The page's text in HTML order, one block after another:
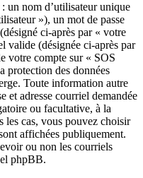
un nom d’utilisateur unique
»), un mot de passe
ci-après par « votre
valide (désignée ci-après par
votre compte sur « SOS
protection des données
Toute information autre
et adresse courriel demandée
ou facultative, à la
les cas, vous pouvez choisir
affichées publiquement.
ou non les courriels
phpBB.